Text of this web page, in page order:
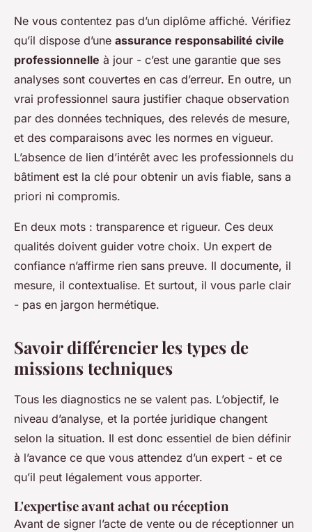
Ne vous contentez pas d’un diplôme affiché. Vérifiez
qu’il dispose d’une assurance responsabilité civile
professionnelle à jour - c’est une garantie que ses
analyses sont couvertes en cas d’erreur. En outre, un
vrai professionnel saura justifier chaque observation
par des données techniques, des relevés de mesure,
et des comparaisons avec les normes en vigueur.
L’absence de lien d’intérêt avec les professionnels du
bâtiment est la clé pour obtenir un avis fiable, sans a
priori ni compromis.
En deux mots : transparence et rigueur. Ces deux
qualités doivent guider votre choix. Un expert de
confiance n’affirme rien sans preuve. Il documente, il
mesure, il contextualise. Et surtout, il vous parle clair
- pas en jargon hermétique.
Savoir différencier les types de
missions techniques
Tous les diagnostics ne se valent pas. L’objectif, le
niveau d’analyse, et la portée juridique changent
selon la situation. Il est donc essentiel de bien définir
à l’avance ce que vous attendez d’un expert - et ce
qu’il peut légalement vous apporter.
L'expertise avant achat ou réception
Avant de signer l’acte de vente ou de réceptionner un